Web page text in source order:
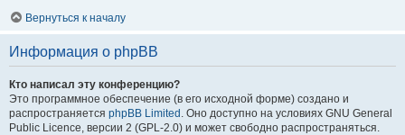
Вернуться к началу
Информация о phpBB
Кто написал эту конференцию?
Это программное обеспечение (в его исходной форме) создано и
распространяется phpBB Limited . Оно доступно на условиях GNU General
Public Licence, версии 2 (GPL-2.0) и может свободно распространяться.